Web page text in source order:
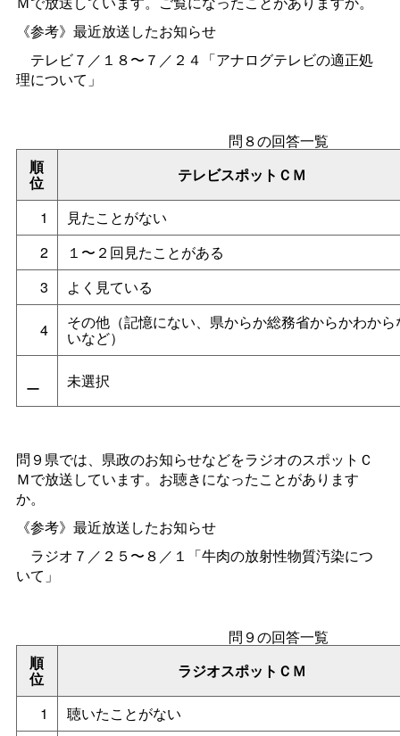
《参考》最近放送したお知らせ
テレビ７／１８〜７／２４「アナログテレビの適正処
理について」
問８の回答一覧
順
位 テレビスポットＣＭ
1
見たことがない
2
１〜２回見たことがある
3
よく見ている
4 その他（記憶にない、県からか総務省からかわから
いなど）
ー 未選択
問９県では、県政のお知らせなどをラジオのスポットＣ
Ｍで放送しています。お聴きになったことがあります
か。
《参考》最近放送したお知らせ
ラジオ７／２５〜８／１「牛肉の放射性物質汚染につ
いて」
問９の回答一覧
順
位 ラジオスポットＣＭ
1
聴いたことがない